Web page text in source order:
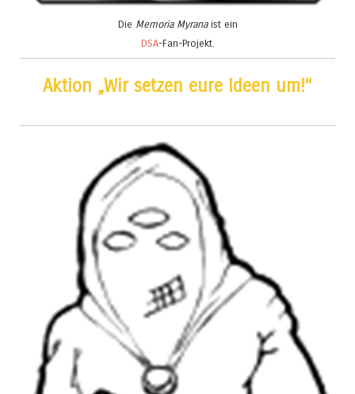
Die Memoria Myranaist ein
DSA-Fan-Projekt.
Aktion „Wir setzen eure Ideen um!“